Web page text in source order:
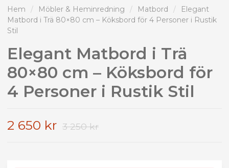
Hem / Möbler & Heminredning / Matbord /
Elegant
Matbord i Trä 80×80 cm – Köksbord för 4 Personer i Rustik
Stil
Elegant Matbord i Trä
80×80 cm – Köksbord för
4 Personer i Rustik Stil
2 650 kr 3 250 kr